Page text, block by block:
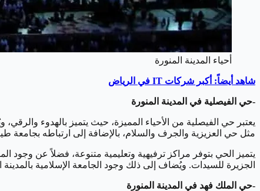
أحياء المدينة المنورة
شاهد أيضاً: أكبر شركات IT في الرياض
-حي الفيصلية في المدينة المنورة
يعتبر حي الفيصلية من الأحياء المميزة، حيث يتميز بالهدوء
مثل حي العزيزية والجرف والسلام، بالإضافة إلى ارتباطه بجامعة
يتميز الحي بتوفر مراكز ترفيهية وتعليمية متنوعة، فضلاً عن وجود
الجزيرة للسيدات. ويُضاف إلى ذلك وجود الجامعة الإسلامية بالمدينة
-حي الملك فهد في المدينة المنورة